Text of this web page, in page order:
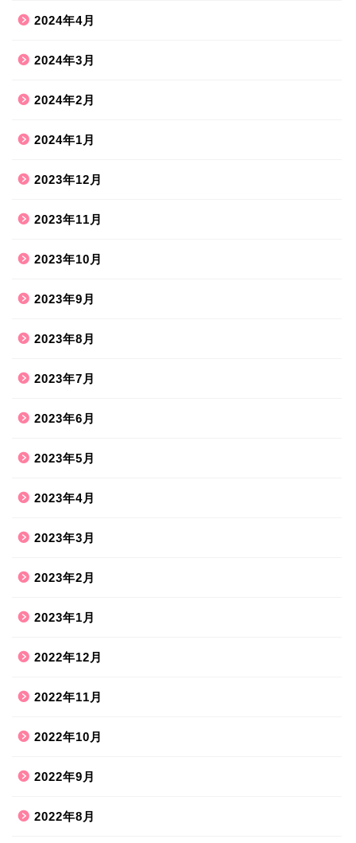
2024年4月
2024年3月
2024年2月
2024年1月
2023年12月
2023年11月
2023年10月
2023年9月
2023年8月
2023年7月
2023年6月
2023年5月
2023年4月
2023年3月
2023年2月
2023年1月
2022年12月
2022年11月
2022年10月
2022年9月
2022年8月